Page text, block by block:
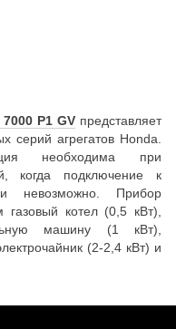
P1 GVпредставляет
серий агрегатов Honda.
необходима при
когда подключение к
невозможно. Прибор
газовый котел (0,5 кВт),
машину (1 кВт),
(2-2,4 кВт) и